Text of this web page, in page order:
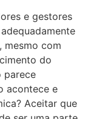
e gestores
mesmo com
do
parece
acontece e
Aceitar que